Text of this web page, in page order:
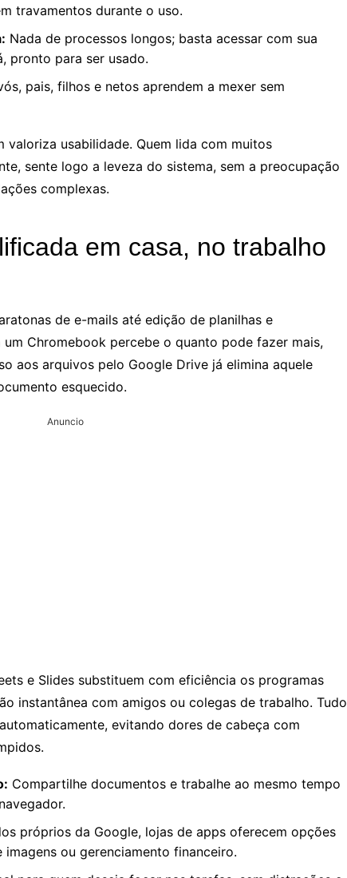
travamentos durante o uso.
Nada de processos longos; basta acessar com sua
pronto para ser usado.
pais, filhos e netos aprendem a mexer sem
usabilidade. Quem lida com muitos
sente logo a leveza do sistema, sem a preocupação
complexas.
em casa, no trabalho
de e-mails até edição de planilhas e
Chromebook percebe o quanto pode fazer mais,
aos arquivos pelo Google Drive já elimina aquele
esquecido.
Anuncio
e Slides substituem com eficiência os programas
instantânea com amigos ou colegas de trabalho. Tudo
evitando dores de cabeça com
Compartilhe documentos e trabalhe ao mesmo tempo
próprios da Google, lojas de apps oferecem opções
ou gerenciamento financeiro.